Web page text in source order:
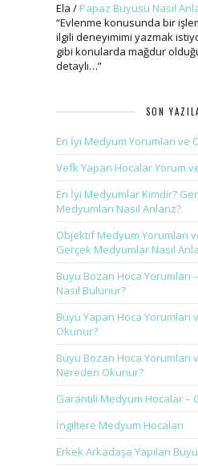
Ela / Papaz Büyüsü Nasıl
“Evlenme konusunda bir
ilgili deneyimimi yazmak
gibi konularda mağdur
detaylı…”
SON
En İyi Medyum Yorumları ve
Vefk Yapan Hocalar Yorum
En İyi Medyumlar Kimdir?
Medyumları Nasıl Anlarız?
Objektif Medyum Yorumları
Gerçek Medyumlar Nasıl
Büyü Bozan Hoca Yorumları
Nasıl Bulunur?
Büyü Yapan Hoca
Okunur?
Büyü Bozan Hoca Yorumları
Nereden Okunur?
Garantili Medyum Hocalar –
İngiltere Medyum Hocaları
Erkek Arkadaşa Yapılan